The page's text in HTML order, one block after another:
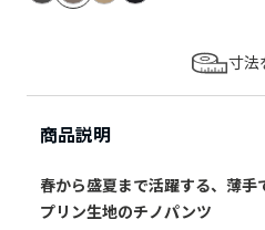
寸法
商品説明
春から盛夏まで活躍する、薄手
プリン生地のチノパンツ